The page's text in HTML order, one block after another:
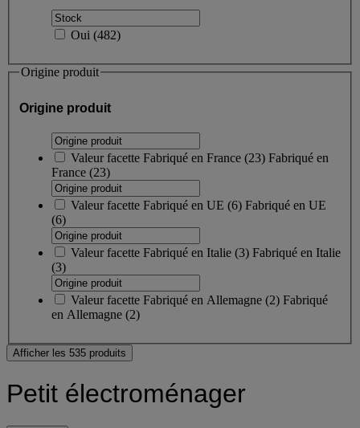
Oui (482)
Origine produit
Origine produit
Valeur facette Fabriqué en France (23) Fabriqué en
France (23)
Valeur facette Fabriqué en UE (6) Fabriqué en UE
(6)
Valeur facette Fabriqué en Italie (3) Fabriqué en Italie
(3)
Valeur facette Fabriqué en Allemagne (2) Fabriqué
en Allemagne (2)
Afficher les 535 produits
Petit électroménager